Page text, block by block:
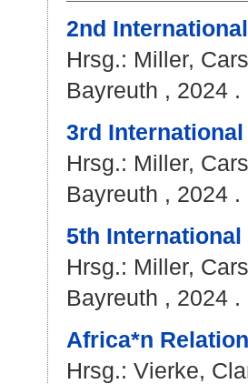
2nd
Hrsg.: Miller,
Bayreuth , 2024
3rd
Hrsg.: Miller,
Bayreuth , 2024
5th
Hrsg.: Miller,
Bayreuth , 2024
Africa*n
Hrsg.: Vierke,